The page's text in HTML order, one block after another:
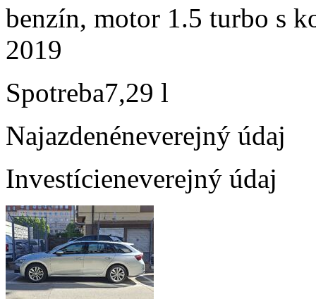
benzín, motor 1.5 turbo s
2019
Spotreba7,29 l
Najazdenéneverejný údaj
Investícieneverejný údaj